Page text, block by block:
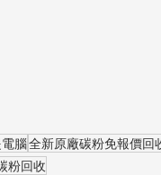
腦全新原廠碳粉免報價回
粉回收